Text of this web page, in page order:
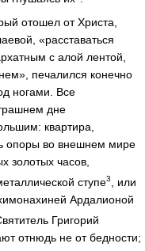
отошел от Христа,
«расставаться
с алой лентой,
печалился конечно
ногами. Все
дне
квартира,
опоры во внешнем мире
золотых часов,
ступе3
, или
Ардалионой
Григорий
отнюдь не от бедности;